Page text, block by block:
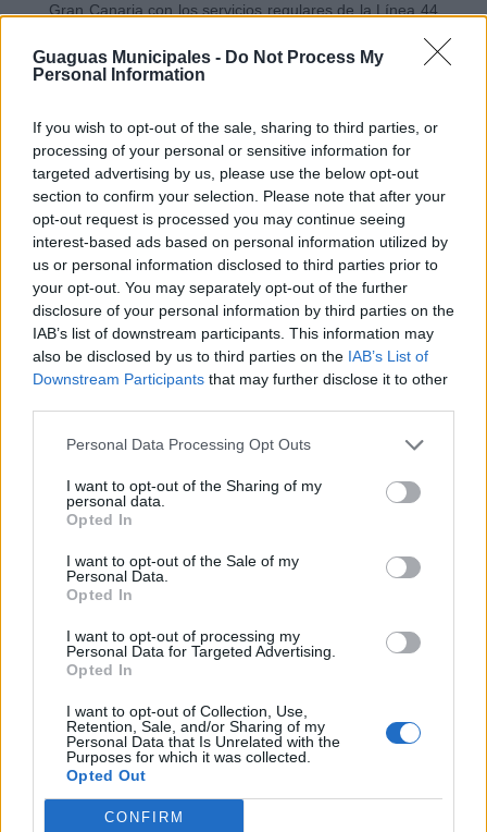
Guaguas Municipales - Do Not Process My
Personal Information
If you wish to opt-out of the sale, sharing to third parties, or
processing of your personal or sensitive information for
targeted advertising by us, please use the below opt-out
section to confirm your selection. Please note that after your
opt-out request is processed you may continue seeing
interest-based ads based on personal information utilized by
us or personal information disclosed to third parties prior to
your opt-out. You may separately opt-out of the further
disclosure of your personal information by third parties on the
IAB’s list of downstream participants. This information may
also be disclosed by us to third parties on the IAB’s List of
Downstream Participants that may further disclose it to other
Personal Data Processing Opt Outs
I want to opt-out of the Sharing of my
personal data.
Opted In
I want to opt-out of the Sale of my
Personal Data.
Opted In
I want to opt-out of processing my
Personal Data for Targeted Advertising.
Opted In
I want to opt-out of Collection, Use,
Retention, Sale, and/or Sharing of my
Personal Data that Is Unrelated with the
Purposes for which it was collected.
Opted Out
CONFIRM
Gran Canaria con los servicios regulares de la Línea 44
cerca del recinto deportivo (Hoya de la Gallina) en
sentido ida y en la Avenida Pintor Felo Monzón (frente
Catalina-Hoya Andrea), que tiene parada en la Avenida
Pintor Felo Monzón, 37 (ida) y frente a Hipercor (sentido
Ciudad Baja, vuelta).
Guaguas Municipales recomienda el uso del transporte
público para asistir a estos eventos, donde se concentra
una gran cantidad de personas. La compañía municipal
de transporte público goza de unaamplia experiencia
en estos servicios, realizados con motivo de conciertos
musicales, espectáculos deportivos y grandes eventos
sociales.
Guaguas Municipales distribuye la
nueva tarjeta 'LPA Movilidad' que
reúne en un mismo formato el
abono del transporte público,
estacionamiento regulado y servicio
público de bicicletas
Guaguas Municipales distribuirá a partir del próximo
lunes, 26 de mayo, la nueva tarjeta 'LPA Movilidad', que
público colectivo, el estacionamiento regulado y el
servicio público de bicicletas, que próximamente se
renovará. La tarjeta con tecnología sin contacto, que
operará como BonoGuagua a partir de septiembre, se
podrá adquirir en las oficinas comerciales de la
compañía municipal (Parque de Santa Catalina, Teatro